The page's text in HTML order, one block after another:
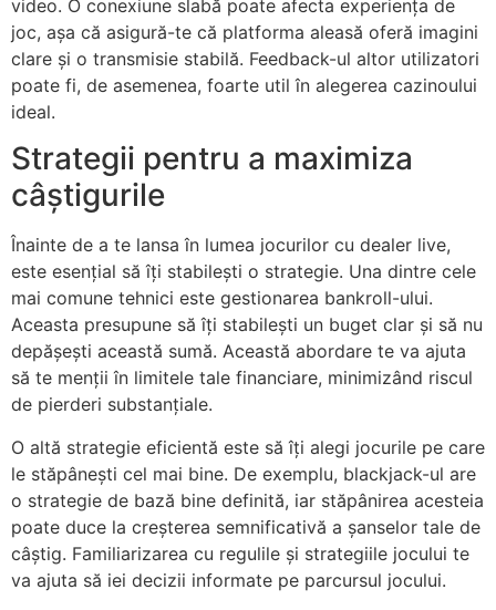
video. O conexiune slabă poate afecta experiența de
joc, așa că asigură-te că platforma aleasă oferă imagini
clare și o transmisie stabilă. Feedback-ul altor utilizatori
poate fi, de asemenea, foarte util în alegerea cazinoului
ideal.
Strategii pentru a maximiza
câștigurile
Înainte de a te lansa în lumea jocurilor cu dealer live,
este esențial să îți stabilești o strategie. Una dintre cele
mai comune tehnici este gestionarea bankroll-ului.
Aceasta presupune să îți stabilești un buget clar și să nu
depășești această sumă. Această abordare te va ajuta
să te menții în limitele tale financiare, minimizând riscul
de pierderi substanțiale.
O altă strategie eficientă este să îți alegi jocurile pe care
le stăpânești cel mai bine. De exemplu, blackjack-ul are
o strategie de bază bine definită, iar stăpânirea acesteia
poate duce la creșterea semnificativă a șanselor tale de
câștig. Familiarizarea cu regulile și strategiile jocului te
va ajuta să iei decizii informate pe parcursul jocului.